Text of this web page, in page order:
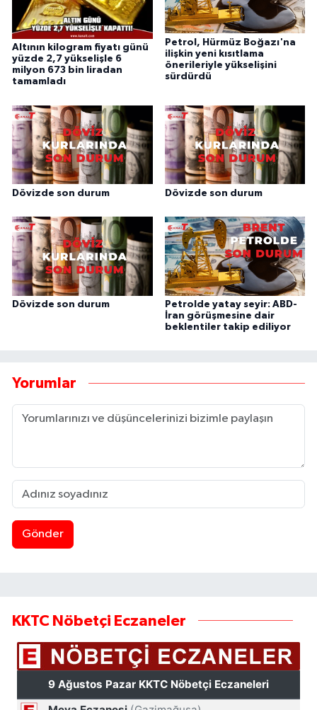
Altının kilogram fiyatı günü
yüzde 2,7 yükselişle 6
milyon 673 bin liradan
tamamladı
Petrol, Hürmüz Boğazı'na
ilişkin yeni kısıtlama
önerileriyle yükselişini
sürdürdü
Dövizde son durum Dövizde son durum
Dövizde son durum
Petrolde yatay seyir: ABD-
İran görüşmesine dair
beklentiler takip ediliyor
Yorumlar
Gönder
KKTC Nöbetçi Eczaneler